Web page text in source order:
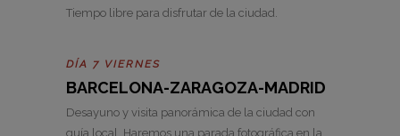
Tiempo libre para disfrutar de la ciudad.
DÍA 7 VIERNES
BARCELONA-ZARAGOZA-MADRID
Desayuno y visita panorámica de la ciudad con
guía local. Haremos una parada fotográfica en la